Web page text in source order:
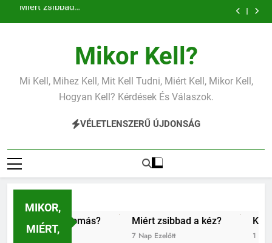
Ugrás
a
Miért fáj a váll?
Miért zsibbad a kéz?
Mit jelent az alacsony vas?
Miért fáj a váll?
Mit jelent az alacsony vérnyomás?
Miért zsibbad a kéz?
Mikor Kell?
Mi Kell, Mihez Kell, Mit Kell Tudni, Miért Kell, Mikor Kell,
Hogyan Kell? Kérdések És Válaszok.
VÉLETLENSZERŰ ÚJDONSÁG
MIKOR,
MIÉRT,
Miért zsibbad a kéz? Kipróbáltuk a